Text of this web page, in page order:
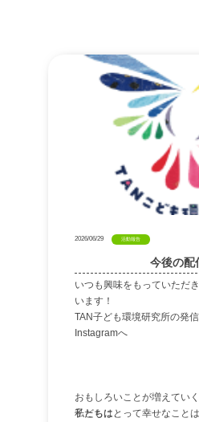
2026/06/29 活動報告
今後の配
いつも興味をもっていただ
います！
TAN子ども環境研究所の発
Instagramへ
おもしろいことが増えていく
子どもにとって幸せなことは
私たちは、